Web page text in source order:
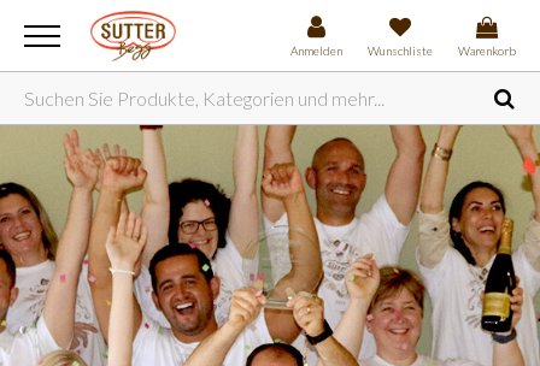
Anmelden Wunschliste Warenkorb